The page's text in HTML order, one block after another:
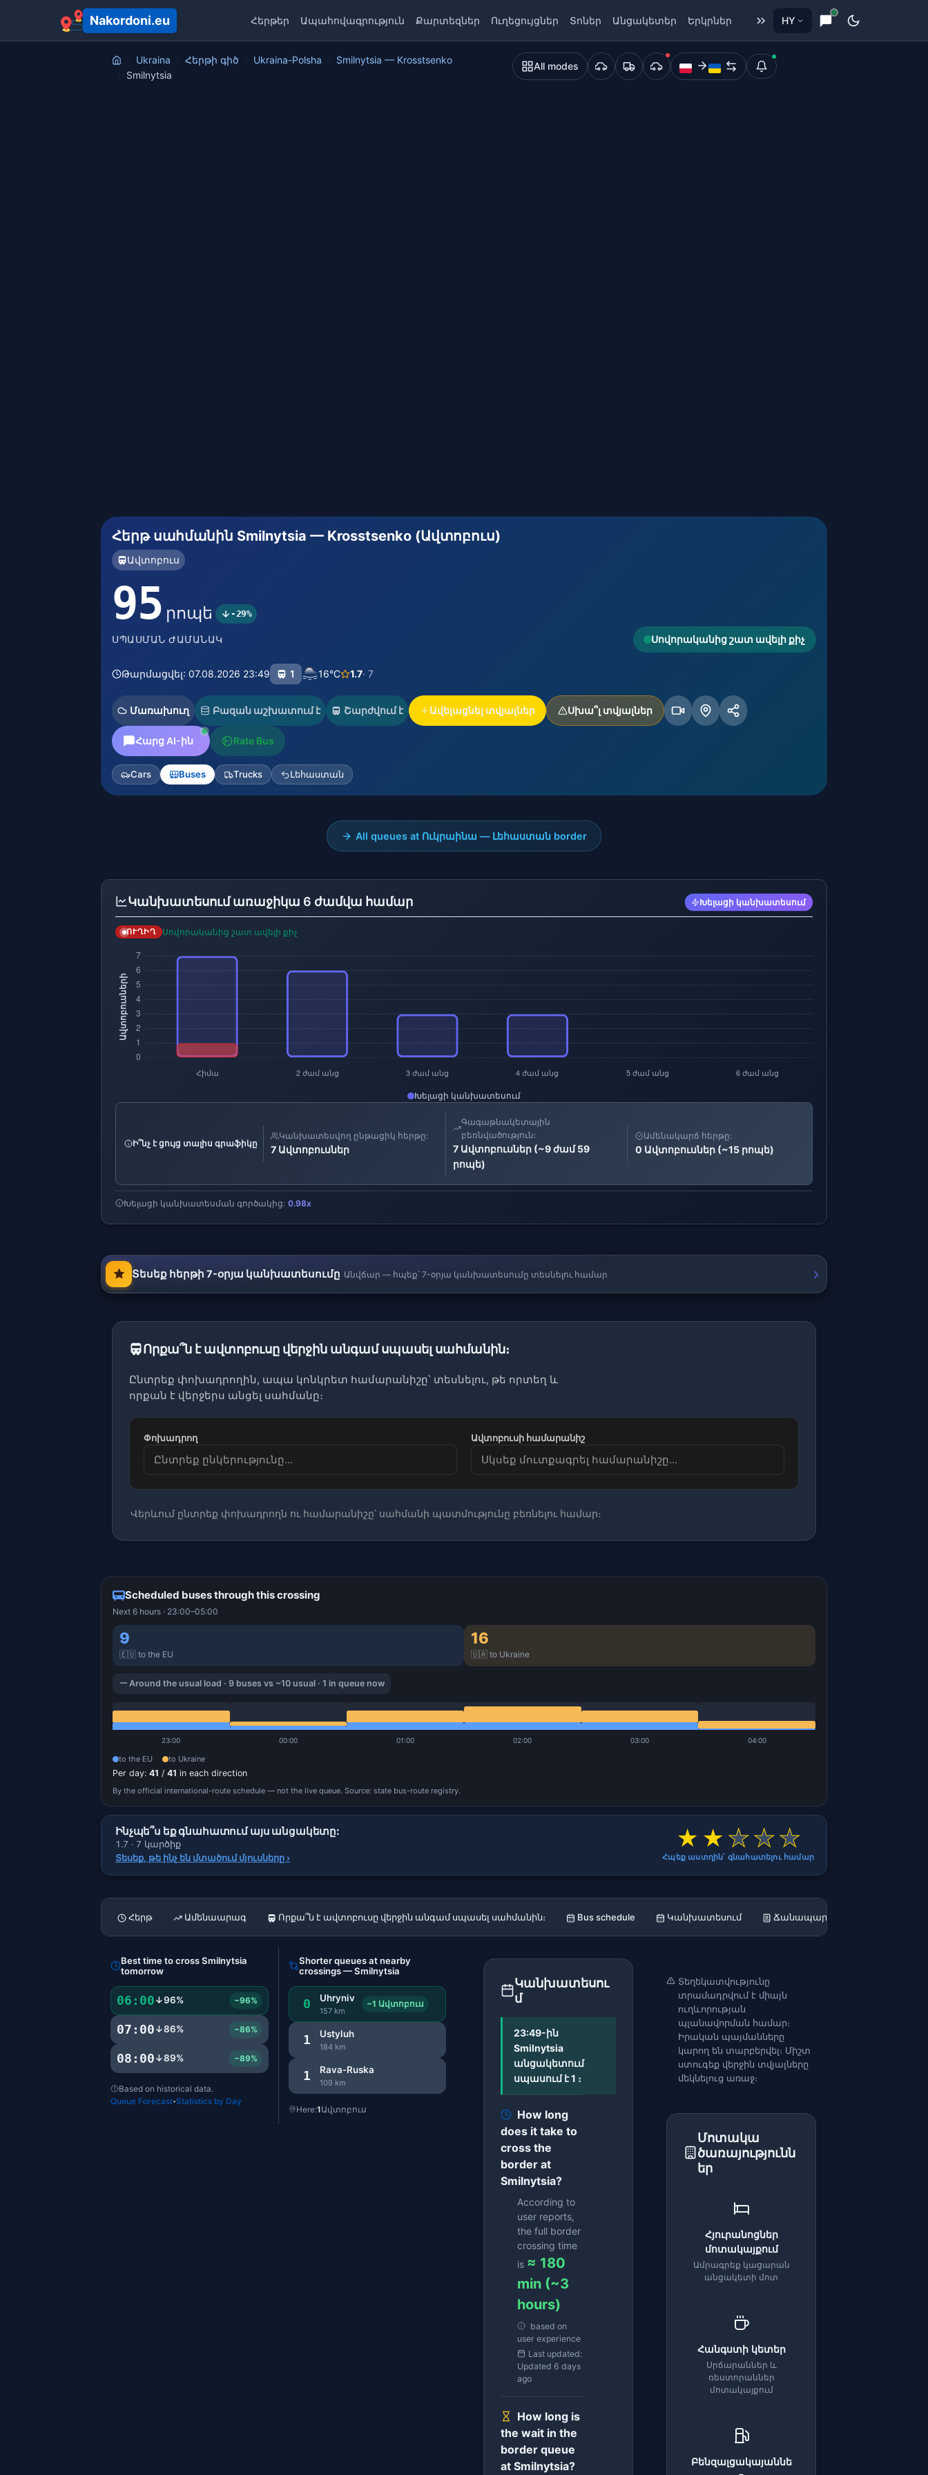
Nakordoni.eu Հերթեր Ապահովագրություն Քարտեզներ Ուղեցույցներ Տոներ Անցակետեր Երկրներ HY
Ukraina Հերթի գիծ Ukraina-Polsha
Smilnytsia — Krosstsenko
Smilnytsia
All modes
Հերթ սահմանին Smilnytsia — Krosstsenko (Ավտոբուս)
Ավտոբուս
95 րոպե -29%
ՍՊԱՍՄԱՆ ԺԱՄԱՆԱԿ Սովորականից շատ ավելի քիչ
Թարմացվել: 07.08.2026 23:49 1 16°C 1.7· 7
Մառախուղ Բազան աշխատում է Շարժվում է Ավելացնել տվյալներ Սխա՞լ տվյալներ
Հարց AI-ին Rate Bus
Cars Buses Trucks Լեհաստան
All queues at Ուկրաինա — Լեհաստան border
Հերթ Ամենաարագ Որքա՞ն է ավտոբուսը վերջին անգամ սպասել սահմանին։ Bus schedule Կանխատեսում Ճանապարհ
Կանխատեսում առաջիկա 6 ժամվա համար Խելացի կանխատեսում
ՈՒՂԻՂ Սովորականից շատ ավելի քիչ
Խելացի կանխատեսում
Ի՞նչ է ցույց տալիս գրաֆիկը
Կանխատեսվող ընթացիկ հերթը:
7 Ավտոբուսներ
Գագաթնակետային
բեռնվածություն:
7 Ավտոբուսներ (~9 ժամ 59
րոպե)
Ամենակարճ հերթը:
0 Ավտոբուսներ (~15 րոպե)
Խելացի կանխատեսման գործակից: 0.98x
Տեսեք հերթի 7-օրյա կանխատեսումը Անվճար — հպեք՝ 7-օրյա կանխատեսումը տեսնելու համար
Որքա՞ն է ավտոբուսը վերջին անգամ սպասել սահմանին։
Ընտրեք փոխադրողին, ապա կոնկրետ համարանիշը՝ տեսնելու, թե որտեղ և
որքան է վերջերս անցել սահմանը։
Փոխադրող Ավտոբուսի համարանիշ
Վերևում ընտրեք փոխադրողն ու համարանիշը՝ սահմանի պատմությունը բեռնելու համար։
Scheduled buses through this crossing
Next 6 hours · 23:00–05:00
9
🇪🇺 to the EU
16
🇺🇦 to Ukraine
Around the usual load · 9 buses vs ~10 usual · 1 in queue now
23:00 00:00 01:00 02:00 03:00 04:00
to the EU to Ukraine
Per day: 41 / 41 in each direction
By the official international-route schedule — not the live queue. Source: state bus-route registry.
Ինչպե՞ս եք գնահատում այս անցակետը:
1.7 · 7 կարծիք
Տեսեք, թե ինչ են մտածում մյուսները ›
★ ★ ★★★
Հպեք աստղին՝ գնահատելու համար
Best time to cross Smilnytsia
tomorrow
06:00↓96% −96%
07:00↓86% −86%
08:00↓89% −89%
Based on historical data.
Queue Forecast•Statistics by Day
Shorter queues at nearby
crossings — Smilnytsia
0 Uhryniv
157 km
−1 Ավտոբուս
1 Ustyluh
184 km
1 Rava-Ruska
109 km
Here:1Ավտոբուս
Կանխատեսու
մ
23:49-ին
Smilnytsia
անցակետում
սպասում է 1 ։
How long
does it take to
cross the
border at
Smilnytsia?
According to
user reports,
the full border
crossing time
is ≈ 180
min (~3
hours)
based on
user experience
Last updated:
Updated 6 days
ago
How long is
the wait in the
border queue
at Smilnytsia?
Տեղեկատվությունը
տրամադրվում է միայն
ուղևորության
պլանավորման համար։
Իրական պայմանները
կարող են տարբերվել։ Միշտ
ստուգեք վերջին տվյալները
մեկնելուց առաջ։
Մոտակա
ծառայությունն
եր
Հյուրանոցներ
մոտակայքում
Ամրագրեք կացարան
անցակետի մոտ
Հանգստի կետեր
Սրճարաններ և
ռեստորաններ
մոտակայքում
Բենզալցակայաննե